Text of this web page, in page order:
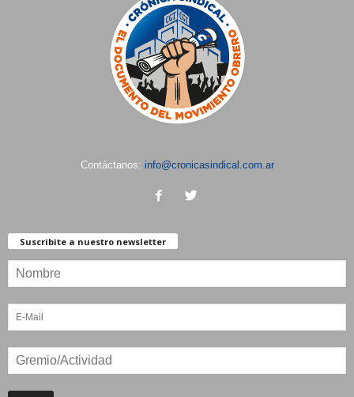
Contáctanos: info@cronicasindical.com.ar
Suscribite a nuestro newsletter